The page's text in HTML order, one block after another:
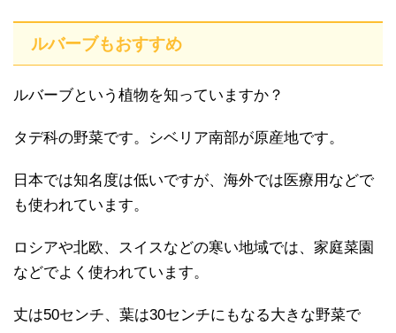
ルバーブもおすすめ
ルバーブという植物を知っていますか？
タデ科の野菜です。シベリア南部が原産地です。
日本では知名度は低いですが、海外では医療用などで
も使われています。
ロシアや北欧、スイスなどの寒い地域では、家庭菜園
などでよく使われています。
丈は50センチ、葉は30センチにもなる大きな野菜で